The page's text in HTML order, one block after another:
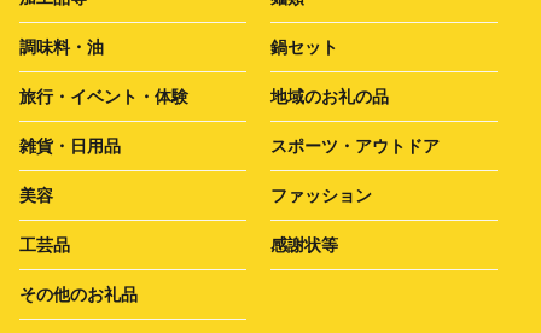
調味料・油 鍋セット
旅行・イベント・体験 地域のお礼の品
雑貨・日用品 スポーツ・アウトドア
美容 ファッション
工芸品 感謝状等
その他のお礼品